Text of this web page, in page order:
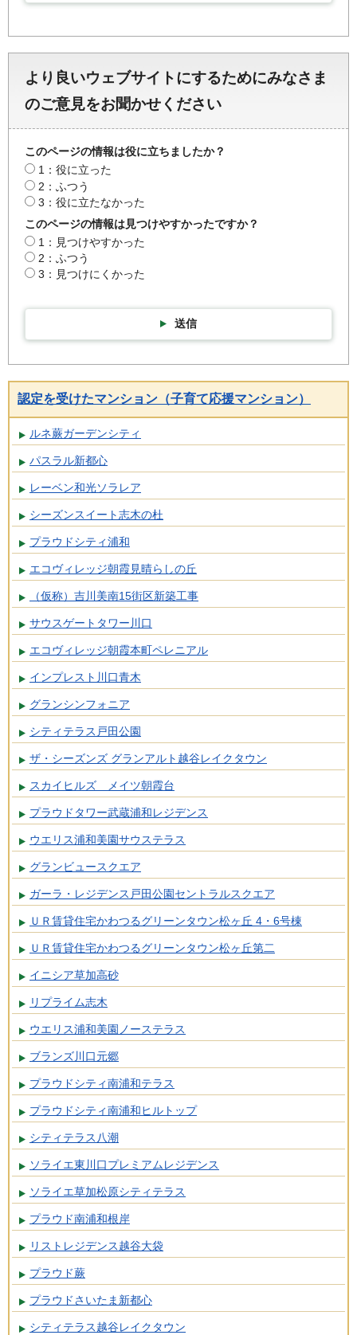
より良いウェブサイトにするためにみなさま
のご意見をお聞かせください
このページの情報は役に立ちましたか？
1：役に立った
2：ふつう
3：役に立たなかった
このページの情報は見つけやすかったですか？
1：見つけやすかった
2：ふつう
3：見つけにくかった
送信
認定を受けたマンション（子育て応援マンション）
ルネ蕨ガーデンシティ
パスラル新都心
レーベン和光ソラレア
シーズンスイート志木の杜
プラウドシティ浦和
エコヴィレッジ朝霞見晴らしの丘
（仮称）吉川美南15街区新築工事
サウスゲートタワー川口
エコヴィレッジ朝霞本町ペレニアル
インプレスト川口青木
グランシンフォニア
シティテラス戸田公園
ザ・シーズンズ グランアルト越谷レイクタウン
スカイヒルズ メイツ朝霞台
プラウドタワー武蔵浦和レジデンス
ウエリス浦和美園サウステラス
グランビュースクエア
ガーラ・レジデンス戸田公園セントラルスクエア
ＵＲ賃貸住宅かわつるグリーンタウン松ヶ丘 4・6号棟
ＵＲ賃貸住宅かわつるグリーンタウン松ヶ丘第二
イニシア草加高砂
リプライム志木
ウエリス浦和美園ノーステラス
ブランズ川口元郷
プラウドシティ南浦和テラス
プラウドシティ南浦和ヒルトップ
シティテラス八潮
ソライエ東川口プレミアムレジデンス
ソライエ草加松原シティテラス
プラウド南浦和根岸
リストレジデンス越谷大袋
プラウド蕨
プラウドさいたま新都心
シティテラス越谷レイクタウン